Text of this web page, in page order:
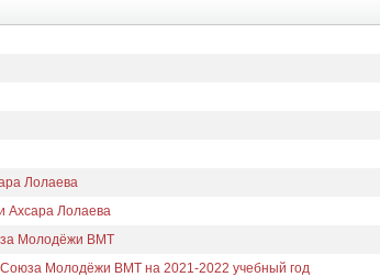
Лолаева
Ахсара Лолаева
Молодёжи ВМТ
Союза Молодёжи ВМТ на 2021-2022 учебный год